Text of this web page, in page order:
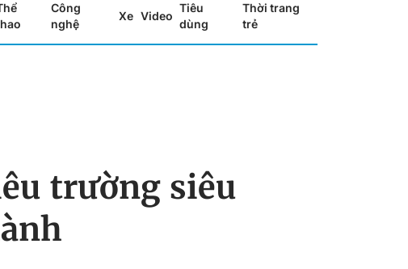
Công
nghệ
Xe Video
Tiêu
dùng
Thời trang
trẻ
trường siêu